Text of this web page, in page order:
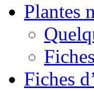
Plantes
Fiches